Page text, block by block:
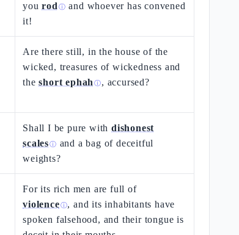
yourod ⓘ and whoever has convened
it!
Are there still, in the house of the
wicked, treasures of wickedness and
theshort ephah ⓘ, accursed?
Shall I be pure withdishonest
scalesⓘ and a bag of deceitful
weights?
For its rich men are full of
violenceⓘ, and its inhabitants have
spoken falsehood, and their tongue is